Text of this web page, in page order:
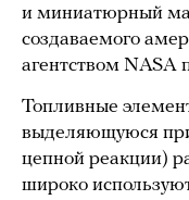
и миниатюрный
создаваемого
агентством NASA
Топливные
выделяющуюся при
цепной реакции)
широко